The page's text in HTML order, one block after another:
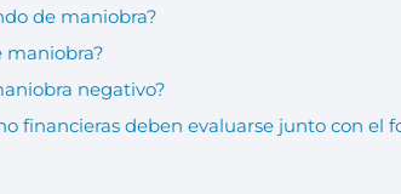
de maniobra?
maniobra?
negativo?
financieras deben evaluarse junto con el